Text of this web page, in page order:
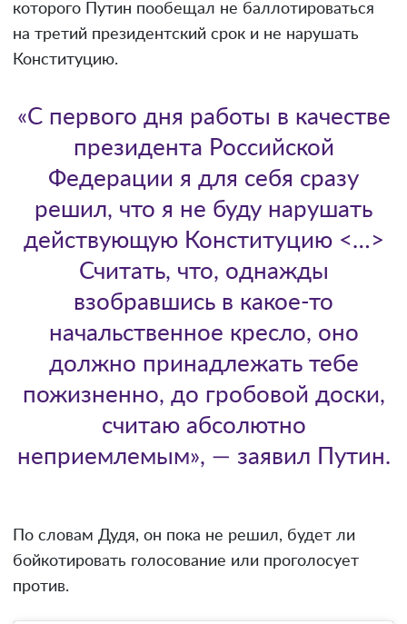
которого Путин пообещал не баллотироваться
на третий президентский срок и не нарушать
Конституцию.
«С первого дня работы в качестве
президента Российской
Федерации я для себя сразу
решил, что я не буду нарушать
действующую Конституцию <…>
Считать, что, однажды
взобравшись в какое-то
начальственное кресло, оно
должно принадлежать тебе
пожизненно, до гробовой доски,
считаю абсолютно
неприемлемым», — заявил Путин.
По словам Дудя, он пока не решил, будет ли
бойкотировать голосование или проголосует
против.